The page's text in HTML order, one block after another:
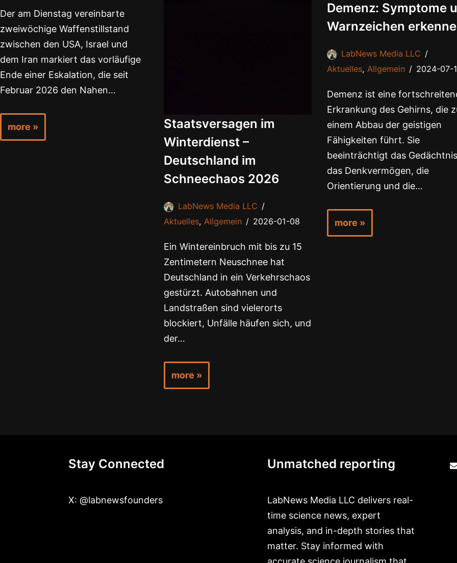
Der am Dienstag vereinbarte
zweiwöchige Waffenstillstand
zwischen den USA, Israel und
dem Iran markiert das vorläufige
Ende einer Eskalation, die seit
Februar 2026 den Nahen…
more »
Staatsversagen im
Winterdienst –
Deutschland im
Schneechaos 2026
LabNews Media LLC
Aktuelles, Allgemein 2026-01-08
Ein Wintereinbruch mit bis zu 15
Zentimetern Neuschnee hat
Deutschland in ein Verkehrschaos
gestürzt. Autobahnen und
Landstraßen sind vielerorts
blockiert, Unfälle häufen sich, und
der…
more »
Demenz: Symptome
Warnzeichen
LabNews Media LLC
Aktuelles,Allgemein 2024-07-
Demenz ist eine
Erkrankung des Gehirns, die
einem Abbau der geistigen
Fähigkeiten führt. Sie
beeinträchtigt das
das Denkvermögen, die
Orientierung und die…
more »
Stay Connected
X: @labnewsfounders
Unmatched reporting
LabNews Media LLC delivers real-
time science news, expert
analysis, and in-depth stories that
matter. Stay informed with